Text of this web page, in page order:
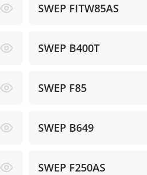
SWEP FITW85AS
SWEP B400T
SWEP F85
SWEP B649
SWEP F250AS